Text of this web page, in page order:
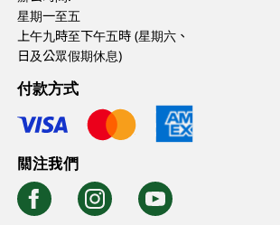
星期一至五
上午九時至下午五時 (星期六、
日及公眾假期休息)
付款方式
關注我們